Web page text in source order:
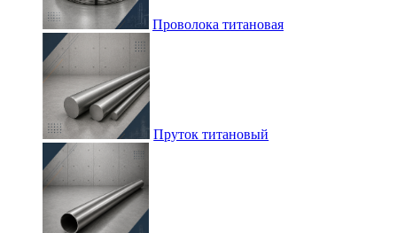
Проволока титановая
Пруток титановый